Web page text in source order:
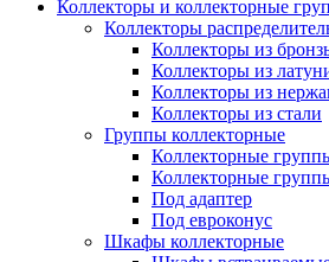
Коллекторы и коллекторные
Коллекторы
Коллекторы из
Коллекторы из
Коллекторы из
Коллекторы из стали
Группы коллекторные
Коллекторные
Коллекторные
Под адаптер
Под евроконус
Шкафы коллекторные